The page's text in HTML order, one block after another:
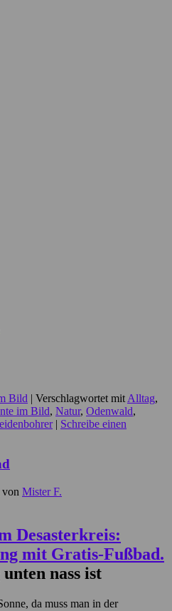
Bild | Verschlagwortet mit Alltag,
im Bild, Natur, Odenwald,
| Schreibe einen
von Mister F.
nass ist
da muss man in der